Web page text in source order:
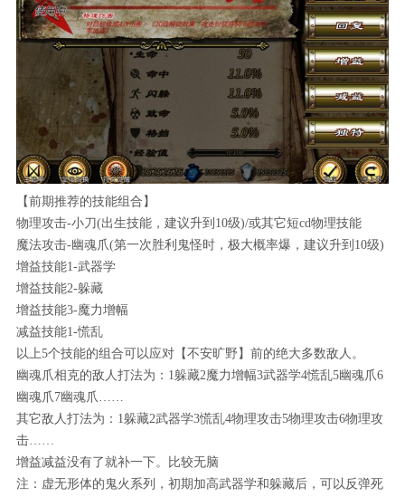
【前期推荐的技能组合】
物理攻击-小刀(出生技能，建议升到10级)/或其它短cd物理技能
魔法攻击-幽魂爪(第一次胜利鬼怪时，极大概率爆，建议升到10级)
增益技能1-武器学
增益技能2-躲藏
增益技能3-魔力增幅
减益技能1-慌乱
以上5个技能的组合可以应对【不安旷野】前的绝大多数敌人。
幽魂爪相克的敌人打法为：1躲藏2魔力增幅3武器学4慌乱5幽魂爪6
幽魂爪7幽魂爪……
其它敌人打法为：1躲藏2武器学3慌乱4物理攻击5物理攻击6物理攻
击……
增益减益没有了就补一下。比较无脑
注：虚无形体的鬼火系列，初期加高武器学和躲藏后，可以反弹死